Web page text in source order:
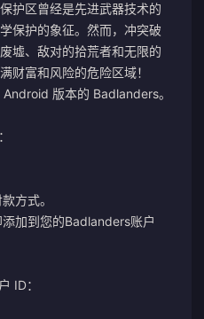
护区曾经是先进武器技术的
保护的象征。然而，冲突破
墟、敌对的拾荒者和无限的
财富和风险的危险区域！
版本的 Badlanders。
方式。
加到您的Badlanders账户
ID：